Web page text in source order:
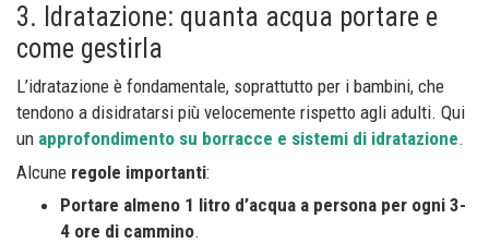
3. Idratazione: quanta acqua portare e
come gestirla
L’idratazione è fondamentale, soprattutto per i bambini, che
tendono a disidratarsi più velocemente rispetto agli adulti. Qui
un approfondimento su borracce e sistemi di idratazione.
Alcune regole importanti:
Portare almeno 1 litro d’acqua a persona per ogni 3-
4 ore di cammino.